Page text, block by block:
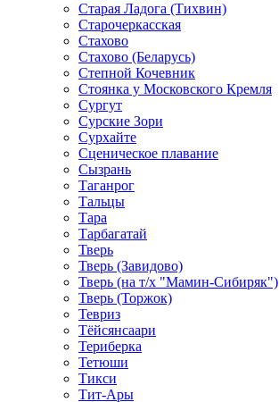
Старая Ладога (Тихвин)
Старочеркасская
Стахово
Стахово (Беларусь)
Степной Кочевник
Стоянка у Московского Кремля
Сургут
Сурские Зори
Сурхайте
Сценическое плавание
Сызрань
Таганрог
Тальцы
Тара
Тарбагатай
Тверь
Тверь (Завидово)
Тверь (на т/х "Мамин-Сибиряк")
Тверь (Торжок)
Тевриз
Тёйсянсаари
Териберка
Тетюши
Тикси
Тит-Ары